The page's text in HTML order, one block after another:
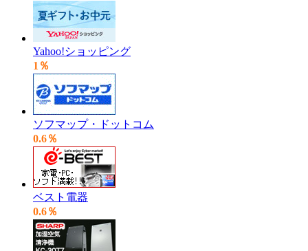
Yahoo!ショッピング
1％
ソフマップ・ドットコム
0.6％
ベスト電器
0.6％